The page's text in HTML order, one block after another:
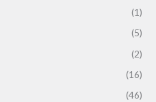
(1)
(5)
(2)
(16)
(46)